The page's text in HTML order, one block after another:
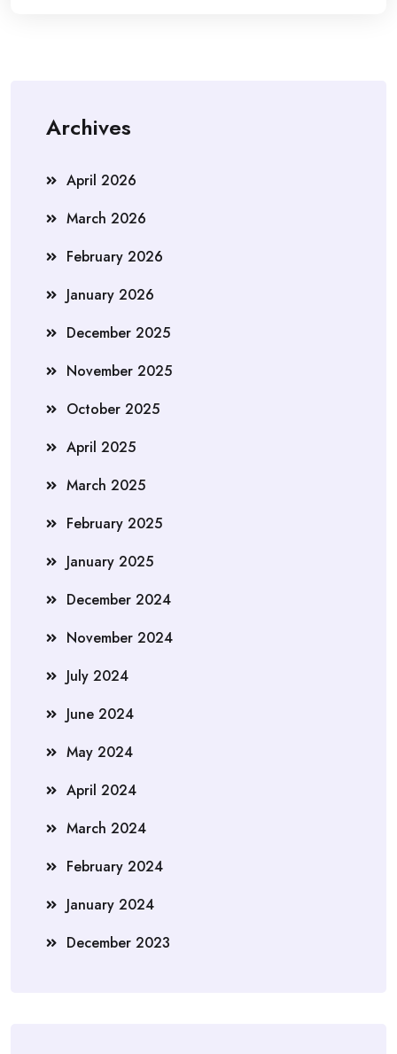
Archives
April 2026
March 2026
February 2026
January 2026
December 2025
November 2025
October 2025
April 2025
March 2025
February 2025
January 2025
December 2024
November 2024
July 2024
June 2024
May 2024
April 2024
March 2024
February 2024
January 2024
December 2023